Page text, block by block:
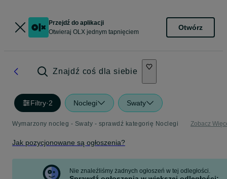
Przejdź do aplikacji
Otwieraj OLX jednym tapnięciem
Otwórz
Znajdź coś dla siebie
Filtry·2 Noclegi Swaty
Wymarzony nocleg - Swaty - sprawdź kategorię Noclegi Zobacz
Jak pozycjonowane są ogłoszenia?
Nie znaleźliśmy żadnych ogłoszeń w tej odległości.